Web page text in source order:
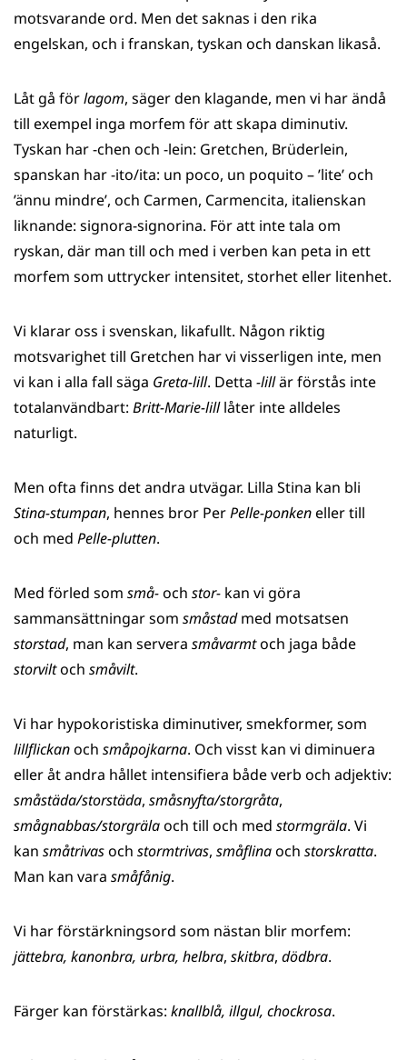
motsvarande ord. Men det saknas i den rika
engelskan, och i franskan, tyskan och danskan likaså.
Låt gå förlagom, säger den klagande, men vi har ändå
till exempel inga morfem för att skapa diminutiv.
Tyskan har -chen och -lein: Gretchen, Brüderlein,
spanskan har -ito/ita: un poco, un poquito – ’lite’ och
’ännu mindre’, och Carmen, Carmencita, italienskan
liknande: signora-signorina. För att inte tala om
ryskan, där man till och med i verben kan peta in ett
morfem som uttrycker intensitet, storhet eller litenhet.
Vi klarar oss i svenskan, likafullt. Någon riktig
motsvarighet till Gretchen har vi visserligen inte, men
vi kan i alla fall säga Greta-lill. Detta -lillär förstås inte
totalanvändbart: Britt-Marie-lilllåter inte alldeles
naturligt.
Men ofta finns det andra utvägar. Lilla Stina kan bli
Stina-stumpan, hennes bror PerPelle-ponkeneller till
och med Pelle-plutten.
Med förled som små-och stor- kan vi göra
sammansättningar som småstadmed motsatsen
storstad, man kan servera småvarmtoch jaga både
storviltoch småvilt.
Vi har hypokoristiska diminutiver, smekformer, som
lillflickanoch småpojkarna. Och visst kan vi diminuera
eller åt andra hållet intensifiera både verb och adjektiv:
småstäda/storstäda, småsnyfta/storgråta,
smågnabbas/storgrälaoch till och med stormgräla. Vi
kan småtrivasoch stormtrivas, småflinaoch storskratta.
Man kan vara småfånig.
Vi har förstärkningsord som nästan blir morfem:
jättebra, kanonbra, urbra, helbra, skitbra, dödbra.
Färger kan förstärkas: knallblå, illgul, chockrosa.